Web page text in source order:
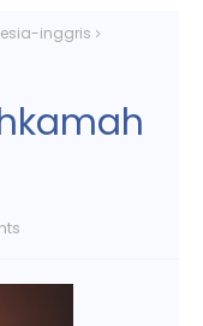
inggris